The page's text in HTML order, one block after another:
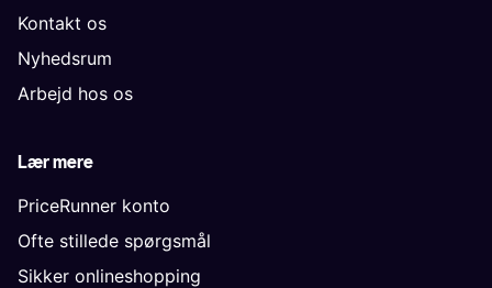
Kontakt os
Nyhedsrum
Arbejd hos os
Lær mere
PriceRunner konto
Ofte stillede spørgsmål
Sikker onlineshopping